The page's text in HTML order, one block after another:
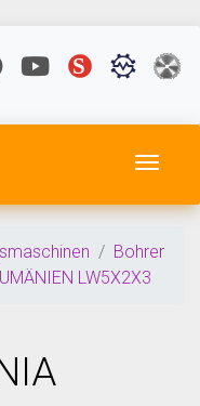
Bohrer
LW5X2X3